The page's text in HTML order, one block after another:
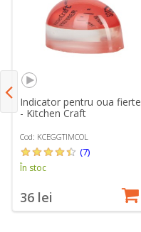
Indicator pentru oua fierte
- Kitchen Craft
Cod: KCEGGTIMCOL
(7)
În stoc
36 lei